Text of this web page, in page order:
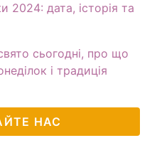
2024: дата, історія та
сьогодні, про що
і традиція
НАС